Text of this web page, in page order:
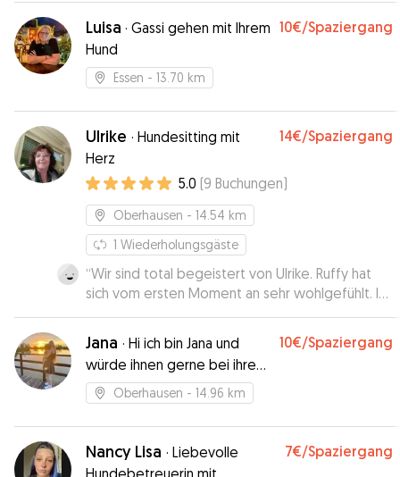
Luisa · Gassi gehen mit Ihrem
Hund
10€/Spaziergang
Essen - 13.70 km
Ulrike · Hundesitting mit
Herz
14€/Spaziergang
5.0 (9 Buchungen)
Oberhausen - 14.54 km
1 Wiederholungsgäste
“Wir sind total begeistert von Ulrike. Ruffy hat
sich vom ersten Moment an sehr wohlgefühlt. Ich
musste mir im Urlaub keine Gedanken machen.”
Jana · Hi ich bin Jana und
würde ihnen gerne bei ihren
Lieblingen helfen
10€/Spaziergang
Oberhausen - 14.96 km
Nancy Lisa · Liebevolle
Hundebetreuerin mit
7€/Spaziergang